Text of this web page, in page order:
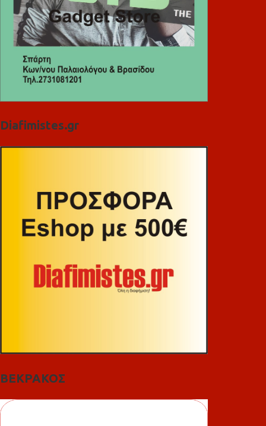
Diafimistes.gr
ΒΕΚΡΑΚΟΣ